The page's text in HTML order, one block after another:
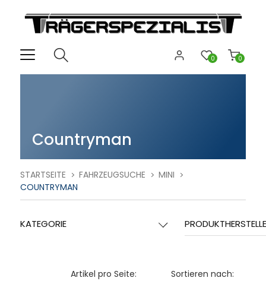
0
0
Countryman
STARTSEITE FAHRZEUGSUCHE
MINI
COUNTRYMAN
KATEGORIE
Sortieren nach:
Artikel pro Seite: